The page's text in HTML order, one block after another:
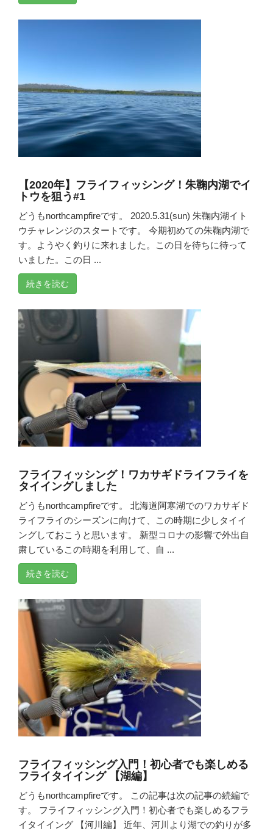
【2020年】フライフィッシング！朱鞠内湖でイ
トウを狙う#1
どうもnorthcampfireです。 2020.5.31(sun) 朱鞠内湖イト
ウチャレンジのスタートです。 今期初めての朱鞠内湖で
す。ようやく釣りに来れました。この日を待ちに待って
いました。この日 ...
続きを読む
フライフィッシング！ワカサギドライフライを
タイイングしました
どうもnorthcampfireです。 北海道阿寒湖でのワカサギド
ライフライのシーズンに向けて、この時期に少しタイイ
ングしておこうと思います。 新型コロナの影響で外出自
粛しているこの時期を利用して、自 ...
続きを読む
フライフィッシング入門！初心者でも楽しめる
フライタイイング 【湖編】
どうもnorthcampfireです。 この記事は次の記事の続編で
す。 フライフィッシング入門！初心者でも楽しめるフラ
イタイイング 【河川編】 近年、河川より湖での釣りが多